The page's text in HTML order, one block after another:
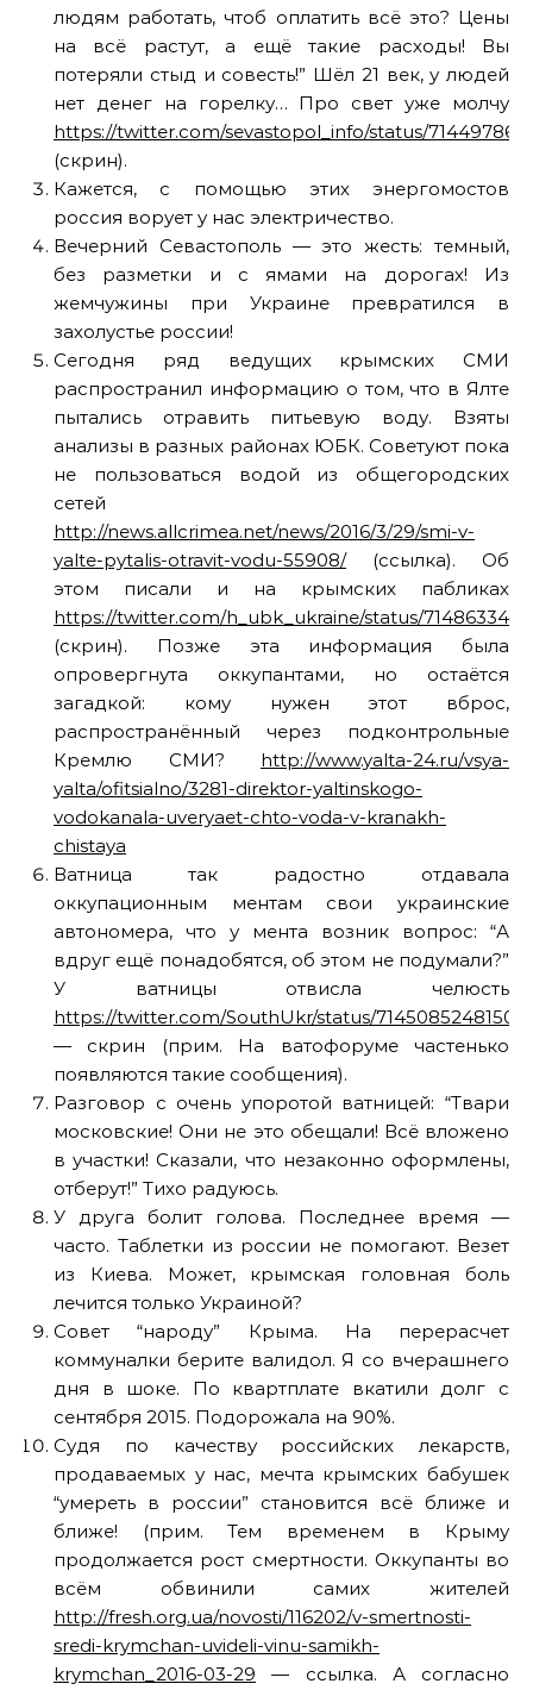
людям работать, чтоб оплатить всё это? Цены
на всё растут, а ещё такие расходы! Вы
потеряли стыд и совесть!” Шёл 21 век, у людей
нет денег на горелку… Про свет уже молчу
https://twitter.com/sevastopol_info/status/
(скрин).
Кажется, с помощью этих энергомостов
россия ворует у нас электричество.
Вечерний Севастополь — это жесть: темный,
без разметки и с ямами на дорогах! Из
жемчужины при Украине превратился в
захолустье россии!
Сегодня ряд ведущих крымских СМИ
распространил информацию о том, что в Ялте
пытались отравить питьевую воду. Взяты
анализы в разных районах ЮБК. Советуют пока
не пользоваться водой из общегородских
сетей
http://news.allcrimea.net/news/2016/3/29/smi-v-
yalte-pytalis-otravit-vodu-55908/(ссылка). Об
этом писали и на крымских пабликах
https://twitter.com/h_ubk_ukraine/status/
(скрин). Позже эта информация была
опровергнута оккупантами, но остаётся
загадкой: кому нужен этот вброс,
распространённый через подконтрольные
Кремлю СМИ? http://www.yalta-24.ru/vsya-
yalta/ofitsialno/3281-direktor-yaltinskogo-
vodokanala-uveryaet-chto-voda-v-kranakh-
chistaya
Ватница так радостно отдавала
оккупационным ментам свои украинские
автономера, что у мента возник вопрос: “А
вдруг ещё понадобятся, об этом не подумали?”
У ватницы отвисла челюсть
https://twitter.com/SouthUkr/status/
— скрин (прим. На ватофоруме частенько
появляются такие сообщения).
Разговор с очень упоротой ватницей: “Твари
московские! Они не это обещали! Всё вложено
в участки! Сказали, что незаконно оформлены,
отберут!” Тихо радуюсь.
У друга болит голова. Последнее время —
часто. Таблетки из россии не помогают. Везет
из Киева. Может, крымская головная боль
лечится только Украиной?
Совет “народу” Крыма. На перерасчет
коммуналки берите валидол. Я со вчерашнего
дня в шоке. По квартплате вкатили долг с
сентября 2015. Подорожала на 90%.
Судя по качеству российских лекарств,
продаваемых у нас, мечта крымских бабушек
“умереть в россии” становится всё ближе и
ближе! (прим. Тем временем в Крыму
продолжается рост смертности. Оккупанты во
всём обвинили самих жителей
http://fresh.org.ua/novosti/116202/v-smertnosti-
sredi-krymchan-uvideli-vinu-samikh-
krymchan_2016-03-29 — ссылка. А согласно